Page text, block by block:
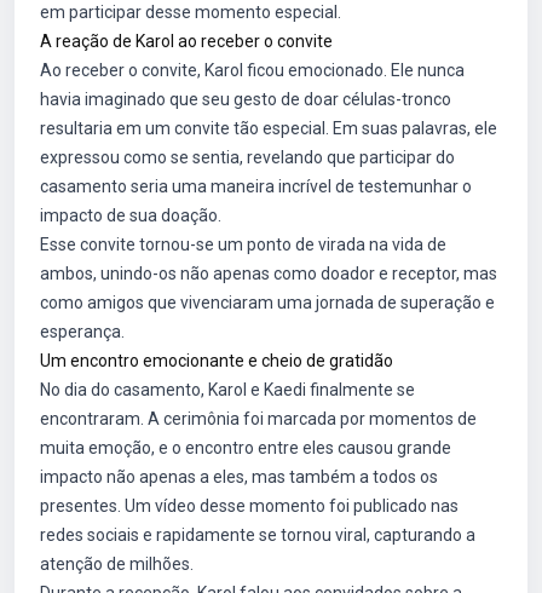
em participar desse momento especial.
A reação de Karol ao receber o convite
Ao receber o convite, Karol ficou emocionado. Ele nunca
havia imaginado que seu gesto de doar células-tronco
resultaria em um convite tão especial. Em suas palavras, ele
expressou como se sentia, revelando que participar do
casamento seria uma maneira incrível de testemunhar o
impacto de sua doação.
Esse convite tornou-se um ponto de virada na vida de
ambos, unindo-os não apenas como doador e receptor, mas
como amigos que vivenciaram uma jornada de superação e
esperança.
Um encontro emocionante e cheio de gratidão
No dia do casamento, Karol e Kaedi finalmente se
encontraram. A cerimônia foi marcada por momentos de
muita emoção, e o encontro entre eles causou grande
impacto não apenas a eles, mas também a todos os
presentes. Um vídeo desse momento foi publicado nas
redes sociais e rapidamente se tornou viral, capturando a
atenção de milhões.